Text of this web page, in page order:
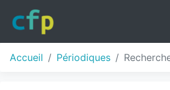
Accueil Périodiques